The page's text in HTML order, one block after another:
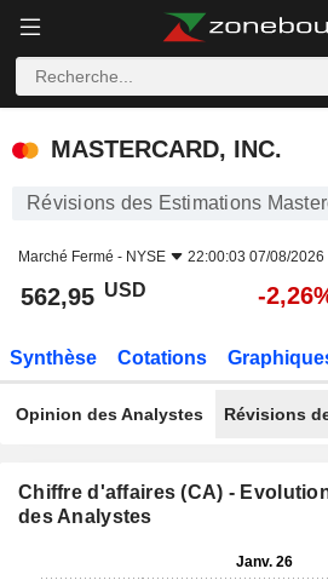
MASTERCARD, INC.
MASTERCARD, INC.
Révisions des Estimations
Marché Fermé - NYSE 22:00:03 07/08/2026
562,95 USD -
Synthèse Cotations
Opinion des Analystes Révisions
Chiffre d'affaires (CA) -
des Analystes